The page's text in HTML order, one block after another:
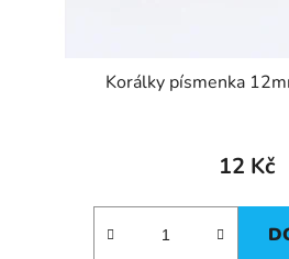
Korálky písmenka
12 Kč